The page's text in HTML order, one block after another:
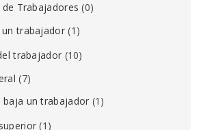
Trabajadores (0)
un trabajador(1)
trabajador (10)
(7)
baja un trabajador (1)
(1)